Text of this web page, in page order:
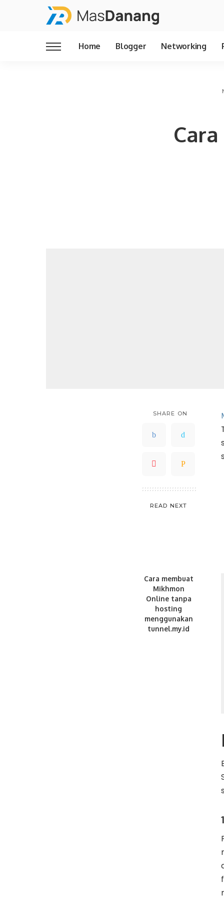
Home Blogger Networking
SHARE ON
READ NEXT
Cara membuat
Mikhmon
Online tanpa
hosting
menggunakan
tunnel.my.id